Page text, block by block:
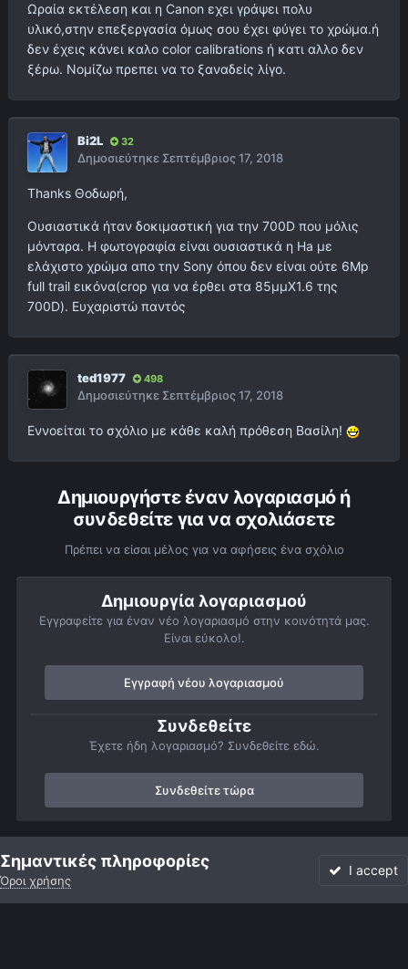
Ωραία εκτέλεση και η Canon εχει γράψει πολυ
υλικό,στην επεξεργασία όμως σου έχει φύγει το χρώμα.ή
δεν έχεις κάνει καλο color calibrations ή κατι αλλο δεν
ξέρω. Νομίζω πρεπει να το ξαναδείς λίγο.
Bi2L 32
Δημοσιεύτηκε Σεπτέμβριος 17, 2018
Thanks Θοδωρή,
Ουσιαστικά ήταν δοκιμαστική για την 700D που μόλις
μόνταρα. Η φωτογραφία είναι ουσιαστικά η Ha με
ελάχιστο χρώμα απο την Sony όπου δεν είναι ούτε 6Mp
full trail εικόνα(crop για να έρθει στα 85μμΧ1.6 της
700D). Ευχαριστώ παντός
ted1977 498
Δημοσιεύτηκε Σεπτέμβριος 17, 2018
Εννοείται το σχόλιο με κάθε καλή πρόθεση Βασίλη!
Δημιουργήστε έναν λογαριασμό ή
συνδεθείτε για να σχολιάσετε
Πρέπει να είσαι μέλος για να αφήσεις ένα σχόλιο
Δημιουργία λογαριασμού
Εγγραφείτε για έναν νέο λογαριασμό στην κοινότητά μας.
Είναι εύκολο!.
Εγγραφή νέου λογαριασμού
Συνδεθείτε
Έχετε ήδη λογαριασμό? Συνδεθείτε εδώ.
Συνδεθείτε τώρα
Αρχή Αστροφωτογραφίες Βαθύς Ουρανός
Σημαντικές πληροφορίες
Όροι χρήσης
I accept
Forum